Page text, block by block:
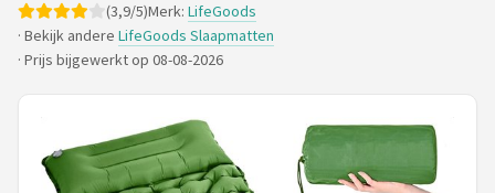
Slaapmatten
Koelboxen
POPULAIRE MERKEN
(3,9/5)Merk: LifeGoods
· Bekijk andere LifeGoods Slaapmatten
· Prijs bijgewerkt op 08-08-2026